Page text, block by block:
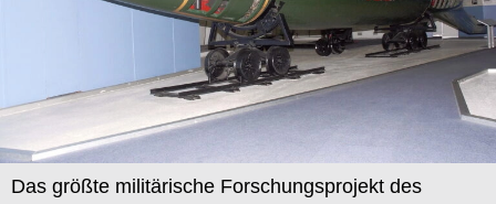
Das größte militärische Forschungsprojekt des